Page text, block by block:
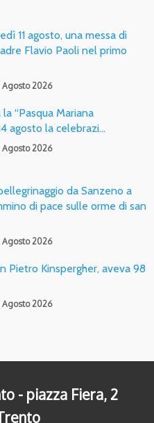
11 agosto, una messa di
Flavio Paoli nel primo
Agosto 2026
“Pasqua Mariana
agosto la celebrazi…
Agosto 2026
da Sanzeno a
di pace sulle orme di san
Agosto 2026
Pietro Kinspergher, aveva 98
Agosto 2026
- piazza Fiera, 2